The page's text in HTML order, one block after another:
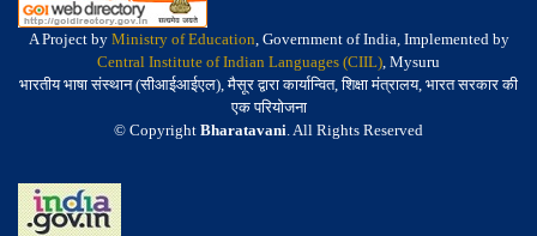
A Project by Ministry of Education, Government of India, Implemented by
Central Institute of Indian Languages (CIIL), Mysuru
भारतीय भाषा संस्थान (सीआईआईएल), मैसूर द्वारा कार्यान्वित, शिक्षा मंत्रालय, भारत सरकार की
एक परियोजना
© Copyright Bharatavani. All Rights Reserved